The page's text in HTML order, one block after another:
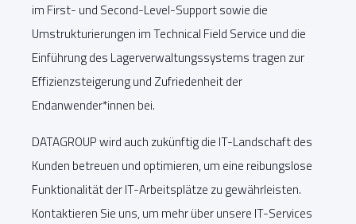
im First- und Second-Level-Support sowie die
Umstrukturierungen im Technical Field Service und die
Einführung des Lagerverwaltungssystems tragen zur
Effizienzsteigerung und Zufriedenheit der
Endanwender*innen bei.
DATAGROUP wird auch zukünftig die IT-Landschaft des
Kunden betreuen und optimieren, um eine reibungslose
Funktionalität der IT-Arbeitsplätze zu gewährleisten.
Kontaktieren Sie uns, um mehr über unsere IT-Services